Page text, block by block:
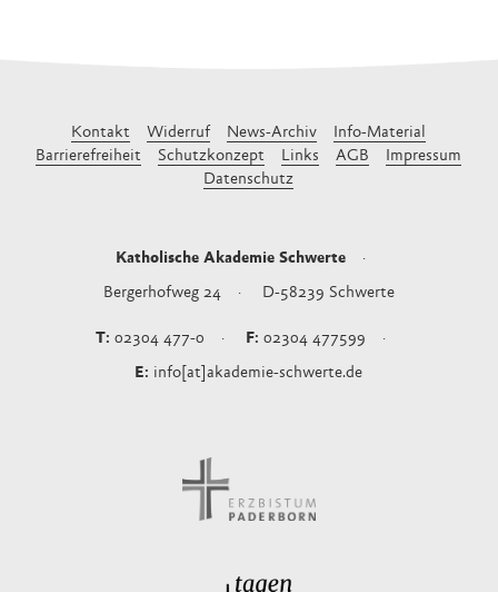
Kontakt Widerruf News-Archiv
Info-Material
Barrierefreiheit
Schutzkonzept Links AGB
Impressum
Datenschutz
Katholische Akademie Schwerte
Bergerhofweg 24 D-58239 Schwerte
02304 477-0 02304 477599
info[at]akademie-schwerte.de